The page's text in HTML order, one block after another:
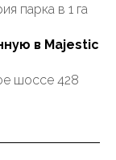
парка в 1 га
в Majestic
шоссе 428